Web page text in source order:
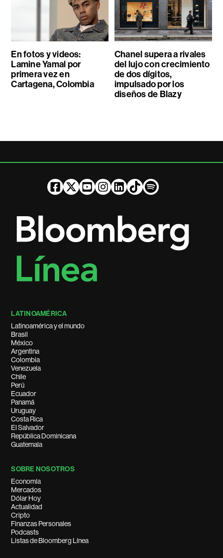
En fotos y videos:
Lamine Yamal por
primera vez en
Cartagena, Colombia
Chanel supera a rivales
del lujo con crecimiento
de dos dígitos,
impulsado por los
diseños de Blazy
LATINOAMÉRICA
Latinoamérica y el mundo
Brasil
México
Argentina
Colombia
Venezuela
Chile
Perú
Ecuador
Panamá
Uruguay
Costa Rica
El Salvador
República Dominicana
Guatemala
SOBRE NOSOTROS
Economía
Mercados
Dólar Hoy
Actualidad
Cripto
Finanzas Personales
Podcasts
Listas de Bloomberg Línea